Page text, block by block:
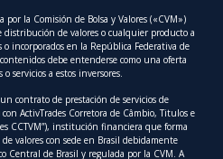
por la Comisión de Bolsa y Valores («CVM»)
distribución de valores o cualquier producto a
incorporados en la República Federativa de
debe entenderse como una oferta
servicios a estos inversores.
contrato de prestación de servicios de
ActivTrades Corretora de Câmbio, Titulos e
CCTVM”), institución financiera que forma
valores con sede en Brasil debidamente
Central de Brasil y regulada por la CVM. A